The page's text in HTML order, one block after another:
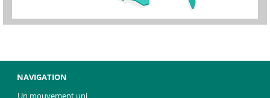
NAVIGATION
Un mouvement uni